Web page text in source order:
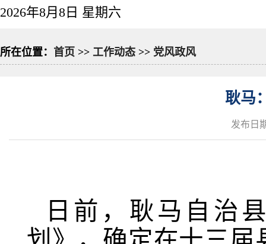
2026年8月8日 星期六
所在位置： 首页 >> 工作动态 >> 党风政风
耿马
发布日
日前，耿马自治